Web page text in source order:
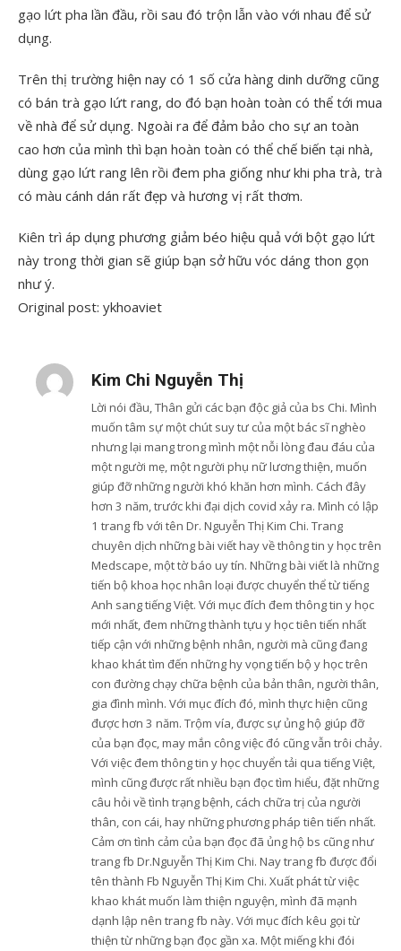
gạo lứt pha lần đầu, rồi sau đó trộn lẫn vào với nhau để sử
dụng.
Trên thị trường hiện nay có 1 số cửa hàng dinh dưỡng cũng
có bán trà gạo lứt rang, do đó bạn hoàn toàn có thể tới mua
về nhà để sử dụng. Ngoài ra để đảm bảo cho sự an toàn
cao hơn của mình thì bạn hoàn toàn có thể chế biến tại nhà,
dùng gạo lứt rang lên rồi đem pha giống như khi pha trà, trà
có màu cánh dán rất đẹp và hương vị rất thơm.
Kiên trì áp dụng phương giảm béo hiệu quả với bột gạo lứt
này trong thời gian sẽ giúp bạn sở hữu vóc dáng thon gọn
như ý.
Original post: ykhoaviet
Kim Chi Nguyễn Thị
Lời nói đầu, Thân gửi các bạn độc giả của bs Chi. Mình
muốn tâm sự một chút suy tư của một bác sĩ nghèo
nhưng lại mang trong mình một nỗi lòng đau đáu của
một người mẹ, một người phụ nữ lương thiện, muốn
giúp đỡ những người khó khăn hơn mình. Cách đây
hơn 3 năm, trước khi đại dịch covid xảy ra. Mình có lập
1 trang fb với tên Dr. Nguyễn Thị Kim Chi. Trang
chuyên dịch những bài viết hay về thông tin y học trên
Medscape, một tờ báo uy tín. Những bài viết là những
tiến bộ khoa học nhân loại được chuyển thể từ tiếng
Anh sang tiếng Việt. Với mục đích đem thông tin y học
mới nhất, đem những thành tựu y học tiên tiến nhất
tiếp cận với những bệnh nhân, người mà cũng đang
khao khát tìm đến những hy vọng tiến bộ y học trên
con đường chạy chữa bệnh của bản thân, người thân,
gia đình mình. Với mục đích đó, mình thực hiện cũng
được hơn 3 năm. Trộm vía, được sự ủng hộ giúp đỡ
của bạn đọc, may mắn công việc đó cũng vẫn trôi chảy.
Với việc đem thông tin y học chuyển tải qua tiếng Việt,
mình cũng được rất nhiều bạn đọc tìm hiểu, đặt những
câu hỏi về tình trạng bệnh, cách chữa trị của người
thân, con cái, hay những phương pháp tiên tiến nhất.
Cảm ơn tình cảm của bạn đọc đã ủng hộ bs cũng như
trang fb Dr.Nguyễn Thị Kim Chi. Nay trang fb được đổi
tên thành Fb Nguyễn Thị Kim Chi. Xuất phát từ việc
khao khát muốn làm thiện nguyện, mình đã mạnh
dạnh lập nên trang fb này. Với mục đích kêu gọi từ
thiện từ những bạn đọc gần xa. Một miếng khi đói